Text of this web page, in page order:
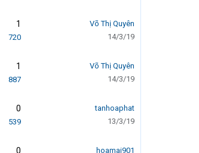
1
720
Võ Thị Quyên
14/3/19
1
887
Võ Thị Quyên
14/3/19
0
539
tanhoaphat
13/3/19
0
hoamai901